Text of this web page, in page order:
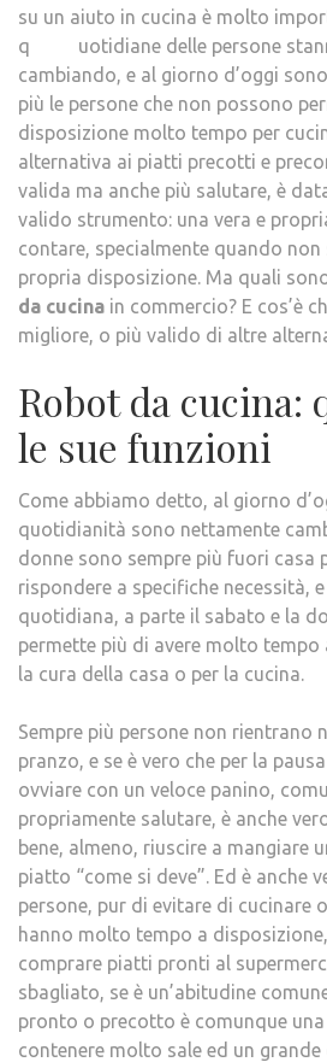
su un aiuto in cucina è molto
q uotidiane delle persone
cambiando, e al giorno d’oggi
più le persone che non possono
disposizione molto tempo per
alternativa ai piatti precotti e
valida ma anche più salutare, è
valido strumento: una vera e
contare, specialmente quando
propria disposizione. Ma quali
da cucina in commercio? E cos’è
migliore, o più valido di altre
Robot da cucina:
le sue funzioni
Come abbiamo detto, al giorno
quotidianità sono nettamente
donne sono sempre più fuori casa
rispondere a specifiche necessità,
quotidiana, a parte il sabato e la
permette più di avere molto tempo
la cura della casa o per la cucina.
Sempre più persone non rientrano
pranzo, e se è vero che per la
ovviare con un veloce panino,
propriamente salutare, è anche
bene, almeno, riuscire a mangiare
piatto “come si deve”. Ed è anche
persone, pur di evitare di cucinare
hanno molto tempo a
comprare piatti pronti al
sbagliato, se è un’abitudine
pronto o precotto è comunque
contenere molto sale ed un